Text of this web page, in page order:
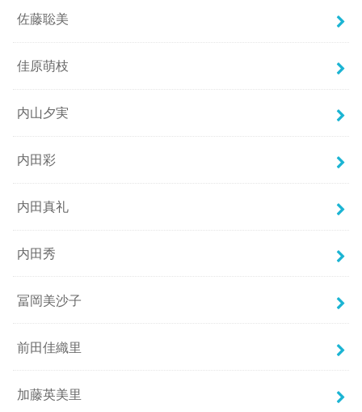
佐藤聡美
佳原萌枝
内山夕実
内田彩
内田真礼
内田秀
冨岡美沙子
前田佳織里
加藤英美里